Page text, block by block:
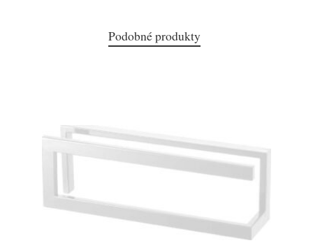
Podobné produkty